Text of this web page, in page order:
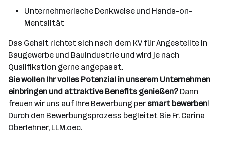
Unternehmerische Denkweise und Hands-on-
Mentalität
Das Gehalt richtet sich nach dem KV für Angestellte in
Baugewerbe und Bauindustrie und wird je nach
Qualifikation gerne angepasst.
Sie wollen Ihr volles Potenzial in unserem Unternehmen
einbringen und attraktive Benefits genießen? Dann
freuen wir uns auf Ihre Bewerbung per smart bewerben!
Durch den Bewerbungsprozess begleitet Sie Fr. Carina
Oberlehner, LLM.oec.